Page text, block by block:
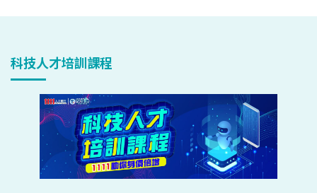
科技人才培訓課程